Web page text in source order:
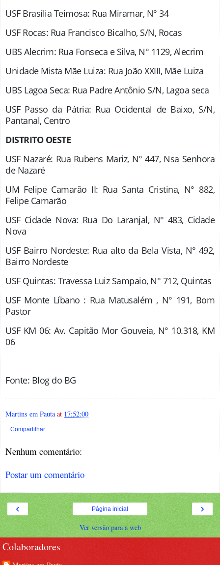
USF Brasília Teimosa: Rua Miramar, N° 34
USF Rocas: Rua Francisco Bicalho, S/N, Rocas
UBS Alecrim: Rua Fonseca e Silva, N° 1129, Alecrim
Unidade Mista Mãe Luiza: Rua João XXIII, Mãe Luiza
UBS Lagoa Seca: Rua Padre Antônio S/N, Lagoa seca
USF Passo da Pátria: Rua Ocidental de Baixo, S/N,
Pantanal, Centro
DISTRITO OESTE
USF Nazaré: Rua Rubens Mariz, N° 447, Nsa Senhora
de Nazaré
UM Felipe Camarão II: Rua Santa Cristina, N° 882,
Felipe Camarão
USF Cidade Nova: Rua Do Laranjal, N° 483, Cidade
Nova
USF Bairro Nordeste: Rua alto da Bela Vista, N° 492,
Bairro Nordeste
USF Quintas: Travessa Luiz Sampaio, N° 712, Quintas
USF Monte Líbano : Rua Matusalém , N° 191, Bom
Pastor
USF KM 06: Av. Capitão Mor Gouveia, N° 10.318, KM
06
Fonte: Blog do BG
Martins em Pauta at 17:52:00
Compartilhar
Nenhum comentário:
Postar um comentário
‹ ›
Página inicial
Ver versão para a web
Colaboradores